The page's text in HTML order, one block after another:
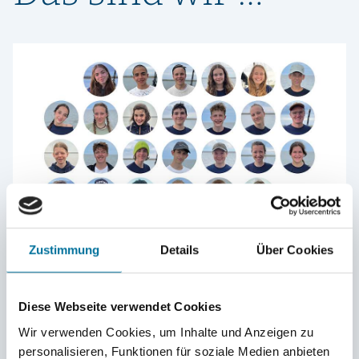
Zustimmung Details Über Cookies
Diese Webseite verwendet Cookies
Wir verwenden Cookies, um Inhalte und Anzeigen zu
personalisieren, Funktionen für soziale Medien anbieten
Marie
21.07.2025
Wir haben unseren ersten Tag unter Segeln an Bord
der Poolster gemeistert undsind gerade